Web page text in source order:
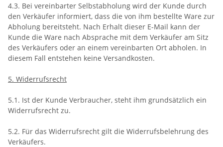
4.3. Bei vereinbarter Selbstabholung wird der Kunde durch
den Verkäufer informiert, dass die von ihm bestellte Ware zur
Abholung bereitsteht. Nach Erhalt dieser E-Mail kann der
Kunde die Ware nach Absprache mit dem Verkäufer am Sitz
des Verkäufers oder an einem vereinbarten Ort abholen. In
diesem Fall entstehen keine Versandkosten.
5. Widerrufsrecht
5.1. Ist der Kunde Verbraucher, steht ihm grundsätzlich ein
Widerrufsrecht zu.
5.2. Für das Widerrufsrecht gilt die Widerrufsbelehrung des
Verkäufers.